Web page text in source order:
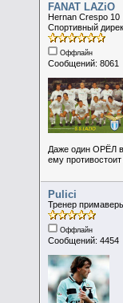
FANAT LAZiO
Hernan Crespo 10
Спортивный
Оффлайн
Сообщений: 8061
Даже один ОРЁЛ
ему
Pulici
Тренер
Оффлайн
Сообщений: 4454